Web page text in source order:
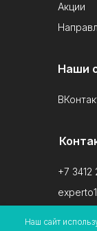
Наш сайт
Наши
+7 3412
Акции